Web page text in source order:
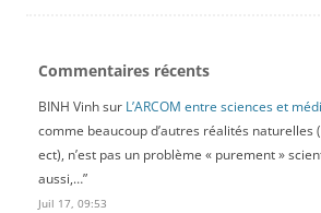
Commentaires récents
BINH Vinhsur L’ARCOM entre sciences et
comme beaucoup d’autres réalités naturelles
ect), n’est pas un problème « purement »
aussi,…”
Juil 17, 09:53